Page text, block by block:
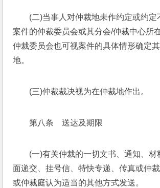
(二)当事人对仲裁地未作约定或约定
案件的仲裁委员会或其分会/仲裁中心所
仲裁委员会也可视案件的具体情形确定
地。
(三)仲裁裁决视为在仲裁地作出。
第八条　送达及期限
(一)有关仲裁的一切文书、通知、材
面递交、挂号信、特快专递、传真或仲
或仲裁庭认为适当的其他方式发送。